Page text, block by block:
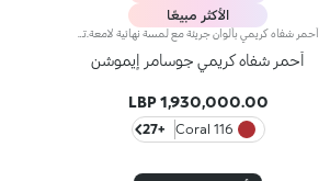
الأكثر مبيعًا
أحمر شفاه كريمي جوسامر إيموشن
1,930,000.00 LBP
116 Coral
+27